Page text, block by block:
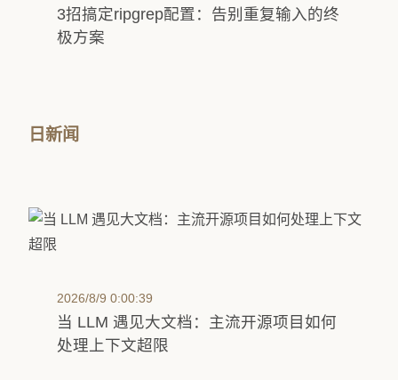
3招搞定ripgrep配置：告别重复输入的终
极方案
日新闻
2026/8/9 0:00:39
当 LLM 遇见大文档：主流开源项目如何
处理上下文超限